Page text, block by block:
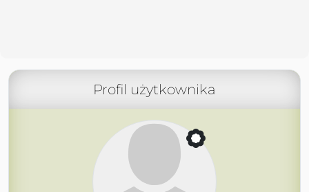
Profil użytkownika